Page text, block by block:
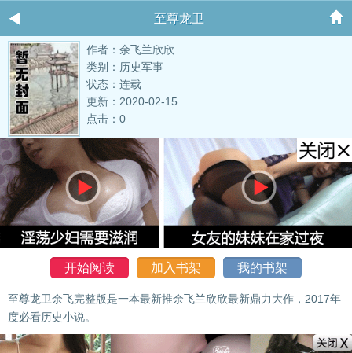
至尊龙卫
作者：余飞兰欣欣
类别：历史军事
状态：连载
更新：2020-02-15
点击：0
开始阅读 加入书架 我的书架
至尊龙卫余飞完整版是一本最新推余飞兰欣欣最新鼎力大作，2017年
度必看历史小说。